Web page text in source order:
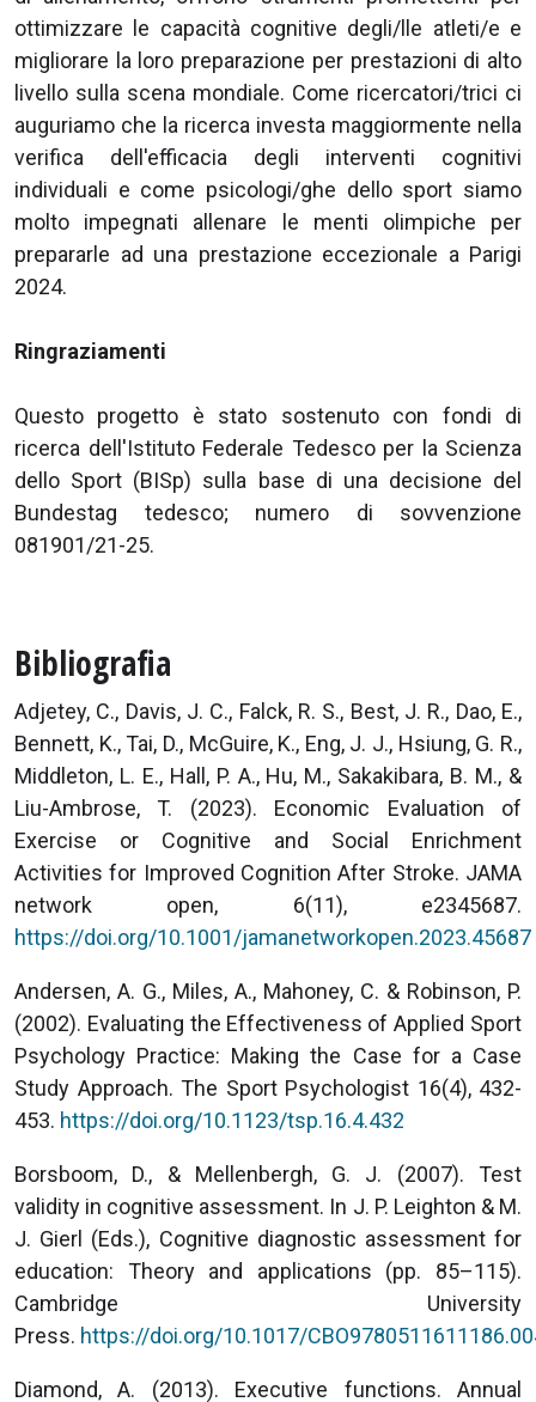
ottimizzare le capacità cognitive degli/lle atleti/e e
migliorare la loro preparazione per prestazioni di alto
livello sulla scena mondiale. Come ricercatori/trici ci
auguriamo che la ricerca investa maggiormente nella
verifica dell'efficacia degli interventi cognitivi
individuali e come psicologi/ghe dello sport siamo
molto impegnati allenare le menti olimpiche per
prepararle ad una prestazione eccezionale a Parigi
2024.
Ringraziamenti
Questo progetto è stato sostenuto con fondi di
ricerca dell'Istituto Federale Tedesco per la Scienza
dello Sport (BISp) sulla base di una decisione del
Bundestag tedesco; numero di sovvenzione
081901/21-25.
Bibliografia
Adjetey, C., Davis, J. C., Falck, R. S., Best, J. R., Dao, E.,
Bennett, K., Tai, D., McGuire, K., Eng, J. J., Hsiung, G. R.,
Middleton, L. E., Hall, P. A., Hu, M., Sakakibara, B. M., &
Liu-Ambrose, T. (2023). Economic Evaluation of
Exercise or Cognitive and Social Enrichment
Activities for Improved Cognition After Stroke. JAMA
network open, 6(11), e2345687.
https://doi.org/10.1001/jamanetworkopen.2023.45687
Andersen, A. G., Miles, A., Mahoney, C. & Robinson, P.
(2002). Evaluating the Effectiveness of Applied Sport
Psychology Practice: Making the Case for a Case
Study Approach. The Sport Psychologist 16(4), 432-
453. https://doi.org/10.1123/tsp.16.4.432
Borsboom, D., & Mellenbergh, G. J. (2007). Test
validity in cognitive assessment. In J. P. Leighton & M.
J. Gierl (Eds.), Cognitive diagnostic assessment for
education: Theory and applications (pp. 85–115).
Cambridge University
Press. https://doi.org/10.1017/
Diamond, A. (2013). Executive functions. Annual